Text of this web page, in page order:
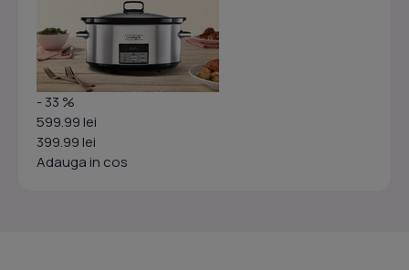
- 33 %
599.99 lei
399.99 lei
Adauga in cos